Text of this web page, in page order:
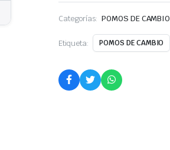
Categorías: POMOS DE CAMBIO
Etiqueta: POMOS DE CAMBIO